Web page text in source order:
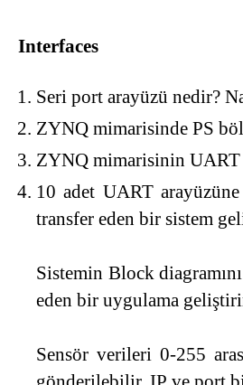
Interfaces
Seri port arayüzü nedir?
ZYNQ mimarisinde PS
ZYNQ mimarisinin UART
10 adet UART
transfer eden bir sistem
Sistemin Block
eden bir uygulama
Sensör verileri 0-255